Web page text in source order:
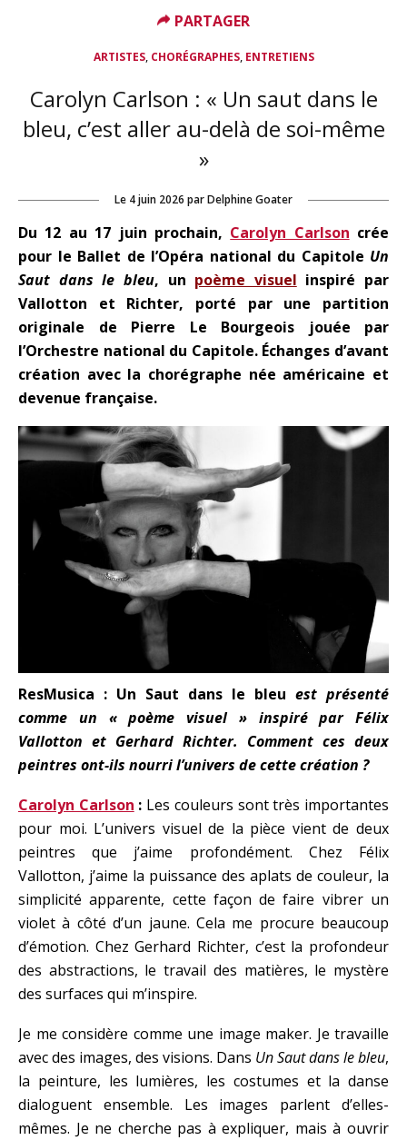
ARTISTES, CHORÉGRAPHES, ENTRETIENS
Carolyn Carlson : « Un saut dans le
bleu, c’est aller au-delà de soi-même
»
Le 4 juin 2026 parDelphine Goater
Du 12 au 17 juin prochain, Carolyn Carlson crée
pour le Ballet de l’Opéra national du Capitole Un
Saut dans le bleu, un poème visuel inspiré par
Vallotton et Richter, porté par une partition
originale de Pierre Le Bourgeois jouée par
l’Orchestre national du Capitole. Échanges d’avant
création avec la chorégraphe née américaine et
devenue française.
ResMusica : Un Saut dans le bleu est présenté
comme un « poème visuel » inspiré par Félix
Vallotton et Gerhard Richter. Comment ces deux
peintres ont-ils nourri l’univers de cette création ?
Carolyn Carlson : Les couleurs sont très importantes
pour moi. L’univers visuel de la pièce vient de deux
peintres que j’aime profondément. Chez Félix
Vallotton, j’aime la puissance des aplats de couleur, la
simplicité apparente, cette façon de faire vibrer un
violet à côté d’un jaune. Cela me procure beaucoup
d’émotion. Chez Gerhard Richter, c’est la profondeur
des abstractions, le travail des matières, le mystère
des surfaces qui m’inspire.
Je me considère comme une image maker. Je travaille
avec des images, des visions. Dans Un Saut dans le bleu,
la peinture, les lumières, les costumes et la danse
dialoguent ensemble. Les images parlent d’elles-
mêmes. Je ne cherche pas à expliquer, mais à ouvrir
PARTAGER